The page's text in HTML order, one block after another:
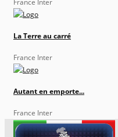
La Terre au carré
France Inter
Autant en emporte...
France Inter